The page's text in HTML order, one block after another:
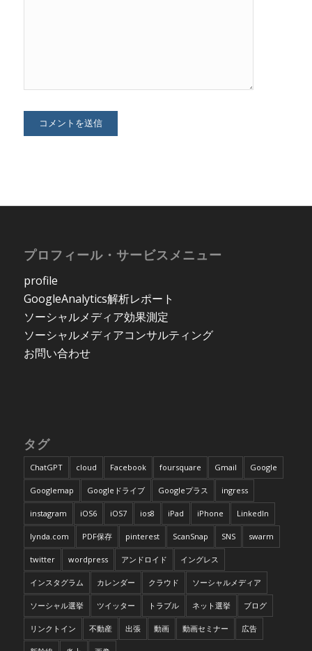
プロフィール・サービスメニュー
profile
GoogleAnalytics解析レポート
ソーシャルメディア効果測定
ソーシャルメディアコンサルティング
お問い合わせ
タグ
ChatGPT cloud Facebook foursquare Gmail Google
Googlemap Googleドライブ Googleプラス ingress
instagram iOS6 iOS7 ios8 iPad iPhone LinkedIn
lynda.com PDF保存 pinterest ScanSnap SNS swarm
twitter wordpress アンドロイド イングレス
インスタグラム カレンダー クラウド ソーシャルメディア
ソーシャル選挙 ツイッター トラブル ネット選挙 ブログ
リンクトイン 不動産 出張 動画 動画セミナー 広告